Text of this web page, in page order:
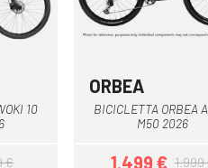
10
€
Blu
ORBEA
BICICLETTA ORBEA
M50 2026
1.499 € 1.999